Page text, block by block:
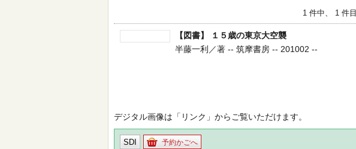
1 件中、 1 件目
【図書】 １５歳の東京大空襲
半藤一利／著 -- 筑摩書房 -- 201002 --
デジタル画像は「リンク」からご覧いただけます。
SDI 予約かごへ